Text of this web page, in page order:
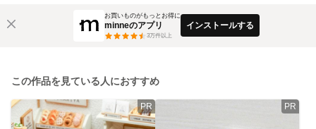
お買いものがもっとお得に
minneのアプリ
3万件以上
インストールする
この作品を見ている人におすすめ
PR PR